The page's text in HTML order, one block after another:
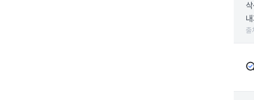
출